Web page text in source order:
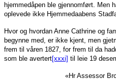
hjemmedåpen ble gjennomført. Men
oplevede ikke Hjemmedaabens
Hvor og hvordan Anne Cathrine og
begynne med, er ikke kjent, men
frem til våren 1827, for frem til da
som ble avertert[xxxi] til leie 19
«Hr Assessor